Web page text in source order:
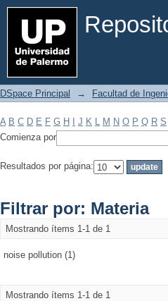
Filtrar por: Materia
DSpace Principal → Facultad de
A B C D E F G H J K L M N O P Q R S
Comienza por
Resultados por página:
Filtrar por: Materia
Mostrando ítems 1-1 de 1
noise pollution (1)
Mostrando ítems 1-1 de 1